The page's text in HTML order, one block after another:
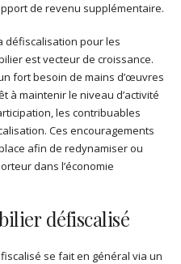
de revenu supplémentaire.
défiscalisation pour les
est vecteur de croissance.
fort besoin de mains d’œuvres
à maintenir le niveau d’activité
les contribuables
Ces encouragements
afin de redynamiser ou
dans l’économie
défiscalisé
se fait en général via un